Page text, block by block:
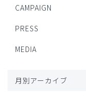
CAMPAIGN
PRESS
MEDIA
月別アーカイブ